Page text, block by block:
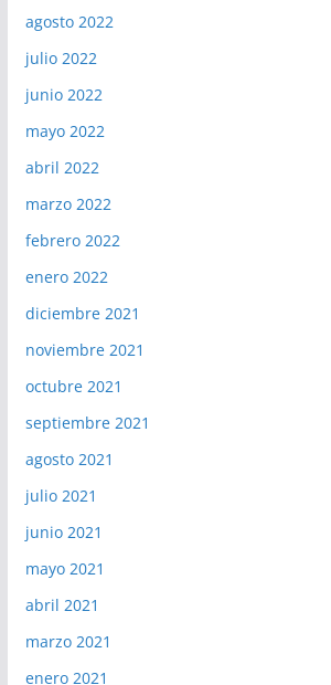
agosto 2022
julio 2022
junio 2022
mayo 2022
abril 2022
marzo 2022
febrero 2022
enero 2022
diciembre 2021
noviembre 2021
octubre 2021
septiembre 2021
agosto 2021
julio 2021
junio 2021
mayo 2021
abril 2021
marzo 2021
enero 2021